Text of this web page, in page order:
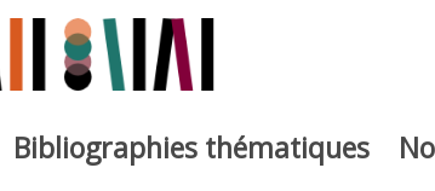
Bibliographies thématiques